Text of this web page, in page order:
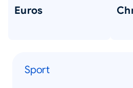
Euros
Sport